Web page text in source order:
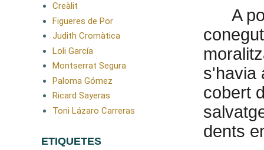
A
s'havia
cobert
dents
Creàlit
Figueres de Por
Judith Cromàtica
Loli García
Montserrat Segura
Paloma Gómez
Ricard Sayeras
Toni Lázaro Carreras
ETIQUETES